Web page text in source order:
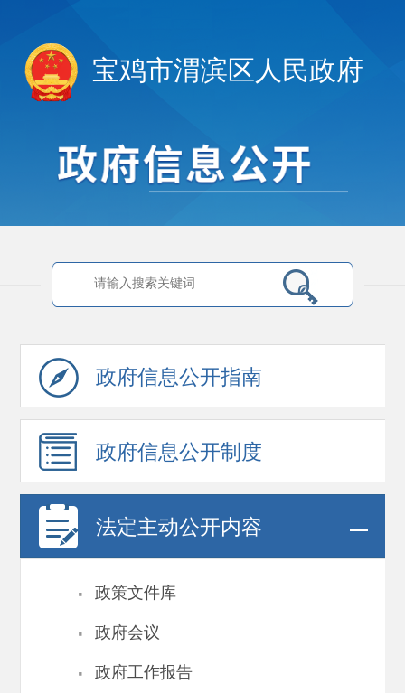
宝鸡市渭滨区人民政府
政府信息公开指南
政府信息公开制度
法定主动公开内容
· 政策文件库
· 政府会议
· 政府工作报告